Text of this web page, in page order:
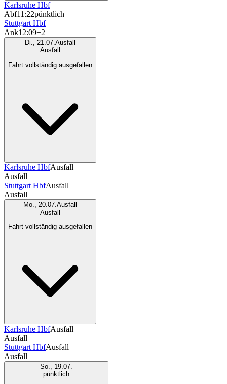
Karlsruhe Hbf
Abf11:22pünktlich
Stuttgart Hbf
Ank12:09+2
Di., 21.07.Ausfall
Ausfall
Fahrt vollständig ausgefallen
Karlsruhe HbfAusfall
Ausfall
Stuttgart HbfAusfall
Ausfall
Mo., 20.07. Ausfall
Ausfall
Fahrt vollständig ausgefallen
Karlsruhe HbfAusfall
Ausfall
Stuttgart HbfAusfall
Ausfall
So., 19.07.
pünktlich